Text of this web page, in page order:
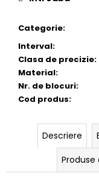
Categorie:
Interval:
Clasa de precizie:
Material:
Nr. de blocuri:
Cod produs:
Descriere